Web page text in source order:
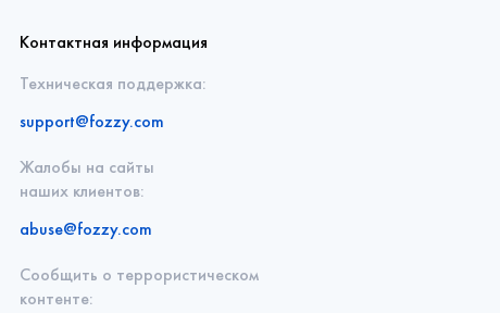
Контактная информация
Техническая поддержка:
support@fozzy.com
Жалобы на сайты
наших клиентов:
abuse@fozzy.com
Сообщить о террористическом
контенте: